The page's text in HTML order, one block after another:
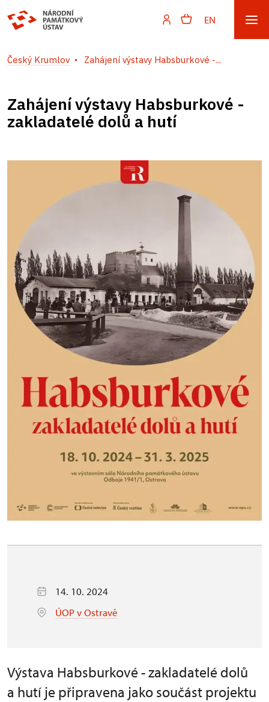
EN
Český Krumlov Zahájení výstavy Habsburkové -...
Zahájení výstavy Habsburkové -
zakladatelé dolů a hutí
14. 10. 2024
ÚOP v Ostravě
Výstava Habsburkové - zakladatelé dolů
a hutí je připravena jako součást projektu